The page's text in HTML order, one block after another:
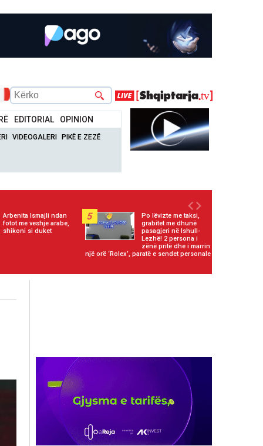
EDITORIAL OPINION
VIDEOGALERI PIKË E ZEZË
Arbenita Ismajli ndan
fotot me veshje arabe,
shikoni si duket
5
Po lëvizte me taksi,
grabitet me dhunë
pasagjeri në Ishull-
Lezhë! 2 persona i
zënë pritë dhe i marrin
një orë ‘Rolex’, paratë e sendet personale